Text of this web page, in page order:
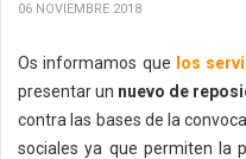
06 NOVIEMBRE 2018
Os informamos que los
presentar un nuevo de
contra las bases de la
sociales ya que permiten la